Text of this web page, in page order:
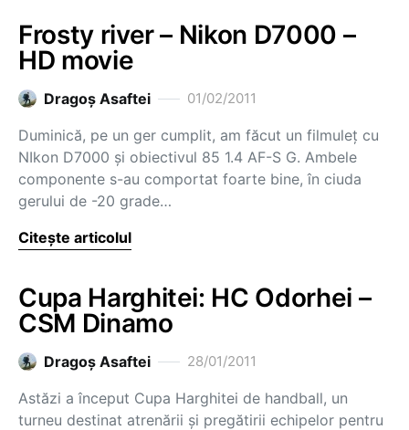
Frosty river – Nikon D7000 –
HD movie
Dragoş Asaftei 01/02/2011
Duminică, pe un ger cumplit, am făcut un filmuleţ cu
NIkon D7000 şi obiectivul 85 1.4 AF-S G. Ambele
componente s-au comportat foarte bine, în ciuda
gerului de -20 grade…
Citește articolul
Cupa Harghitei: HC Odorhei –
CSM Dinamo
Dragoş Asaftei 28/01/2011
Astăzi a început Cupa Harghitei de handball, un
turneu destinat atrenării şi pregătirii echipelor pentru